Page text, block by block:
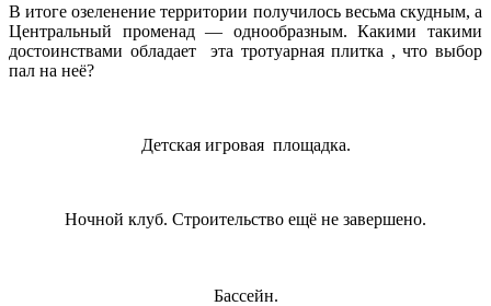
В итоге озеленение территории получилось весьма скудным, а
Центральный променад — однообразным. Какими такими
достоинствами обладает эта тротуарная плитка , что выбор
пал на неё?
Детская игровая площадка.
Ночной клуб. Строительство ещё не завершено.
Бассейн.